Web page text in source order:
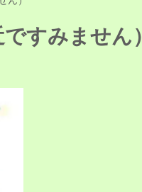
すみません）